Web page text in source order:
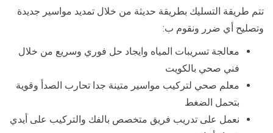
تتم طريقة التسليك بطريقة حديثة من خلال تمديد مواسير جديدة
وتصليح أي ضرر ونقوم ب:
معالجة تسريبات المياه وايجاد حل فوري وسريع من خلال
فني صحي بالكويت
معلم صحي لتركيب مواسير متينة جدا تحارب الصدأ وقوية
بتحمل الضغط
نعمل على تدريب فريق متخصص بالفك والتركيب على أيدي